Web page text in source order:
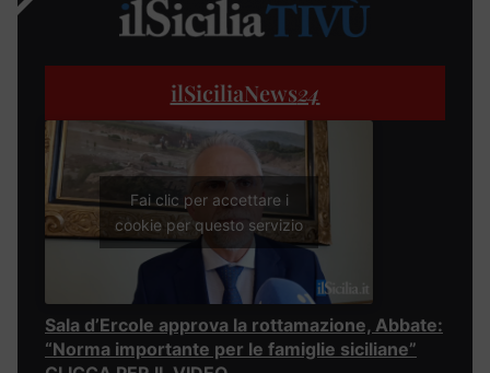
ilSiciliaNews24
Fai clic per accettare i
cookie per questo servizio
Sala d’Ercole approva la rottamazione, Abbate:
“Norma importante per le famiglie siciliane”